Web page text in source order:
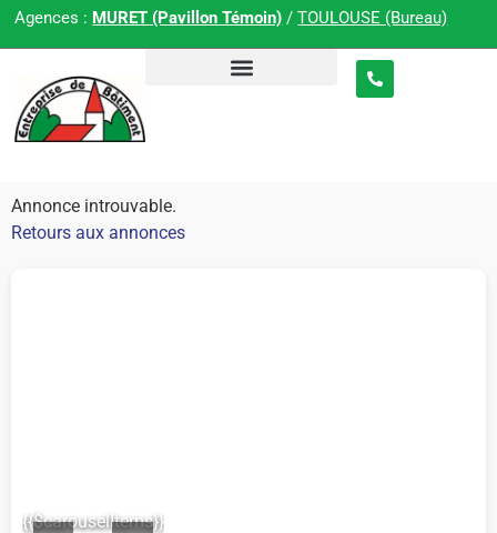
Agences : MURET (Pavillon Témoin) /TOULOUSE (Bureau)
Annonce introuvable.
Retours aux annonces
{{$carouselItems}}